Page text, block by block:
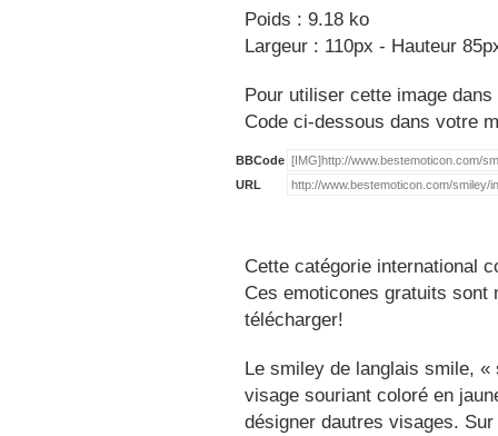
Poids : 9.18 ko
Largeur : 110px - Hauteur
Pour utiliser cette image
Code ci-dessous dans votre
BBCode
URL
Cette catégorie international
Ces emoticones gratuits
télécharger!
Le smiley de langlais smile,
visage souriant coloré en
désigner dautres visages.